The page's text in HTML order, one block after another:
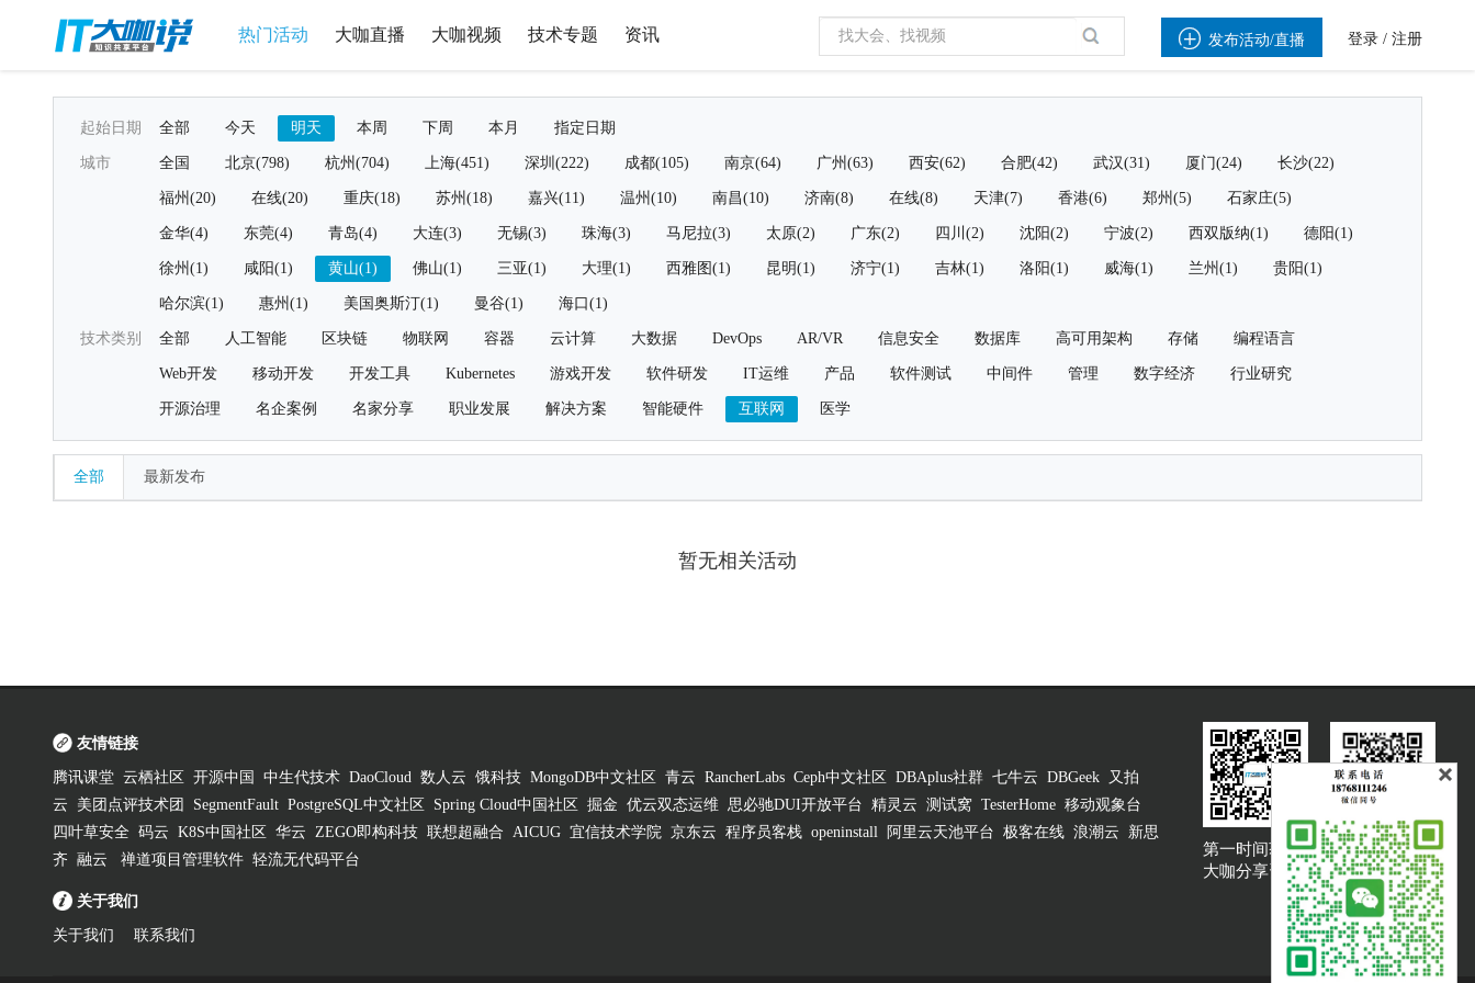
热门活动 大咖直播 大咖视频 技术专题 资讯  发布活动/直播 登录 / 注册
起始日期 全部 今天 明天 本周 下周 本月 指定日期
城市 全国 北京(798) 杭州(704) 上海(451) 深圳(222) 成都(105) 南京(64) 广州(63) 西安(62) 合肥(42) 武汉(31) 厦门(24) 长沙(22)
福州(20) 在线(20) 重庆(18) 苏州(18) 嘉兴(11) 温州(10) 南昌(10) 济南(8) 在线(8) 天津(7) 香港(6) 郑州(5) 石家庄(5)
金华(4) 东莞(4) 青岛(4) 大连(3) 无锡(3) 珠海(3) 马尼拉(3) 太原(2) 广东(2) 四川(2) 沈阳(2) 宁波(2) 西双版纳(1) 德阳(1)
徐州(1) 咸阳(1) 黄山(1) 佛山(1) 三亚(1) 大理(1) 西雅图(1) 昆明(1) 济宁(1) 吉林(1) 洛阳(1) 威海(1) 兰州(1) 贵阳(1)
哈尔滨(1) 惠州(1) 美国奥斯汀(1) 曼谷(1) 海口(1)
技术类别 全部 人工智能 区块链 物联网 容器 云计算 大数据 DevOps AR/VR 信息安全 数据库 高可用架构 存储 编程语言
Web开发 移动开发 开发工具 Kubernetes 游戏开发 软件研发 IT运维 产品 软件测试 中间件 管理 数字经济 行业研究
开源治理 名企案例 名家分享 职业发展 解决方案 智能硬件 互联网 医学
全部 最新发布
暂无相关活动
友情链接
腾讯课堂 云栖社区 开源中国 中生代技术 DaoCloud 数人云 饿科技 MongoDB中文社区 青云 RancherLabs Ceph中文社区 DBAplus社群 七牛云 DBGeek
又拍
云
美团点评技术团 SegmentFault PostgreSQL中文社区 Spring Cloud中国社区 掘金 优云双态运维 思必驰DUI开放平台 精灵云 测试窝 TesterHome 移动观象台
四叶草安全 码云 K8S中国社区 华云 ZEGO即构科技 联想超融合 AICUG 宜信技术学院 京东云 程序员客栈 openinstall 阿里云天池平台 极客在线 浪潮云
新思
齐 融云 禅道项目管理软件 轻流无代码平台
关于我们
关于我们 联系我们
第一时间获取
大咖分享资讯
大咖说吐槽客服